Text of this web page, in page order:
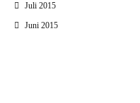
Juli 2015
Juni 2015